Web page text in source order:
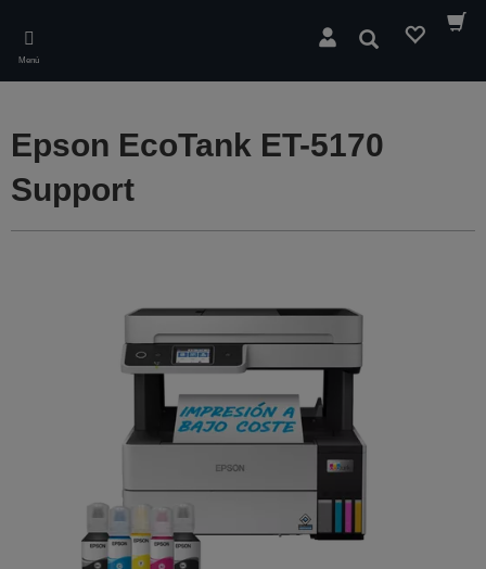
main
content
Menú
Buscar
Epson EcoTank ET-5170
Support